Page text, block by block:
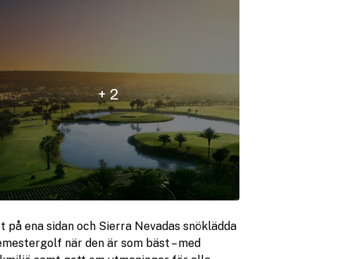
+ 2
ena sidan och Sierra Nevadas snöklädda
när den är som bäst – med